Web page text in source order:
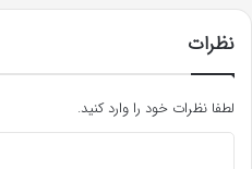
نظرات
لطفا نظرات خود را وارد کنید.